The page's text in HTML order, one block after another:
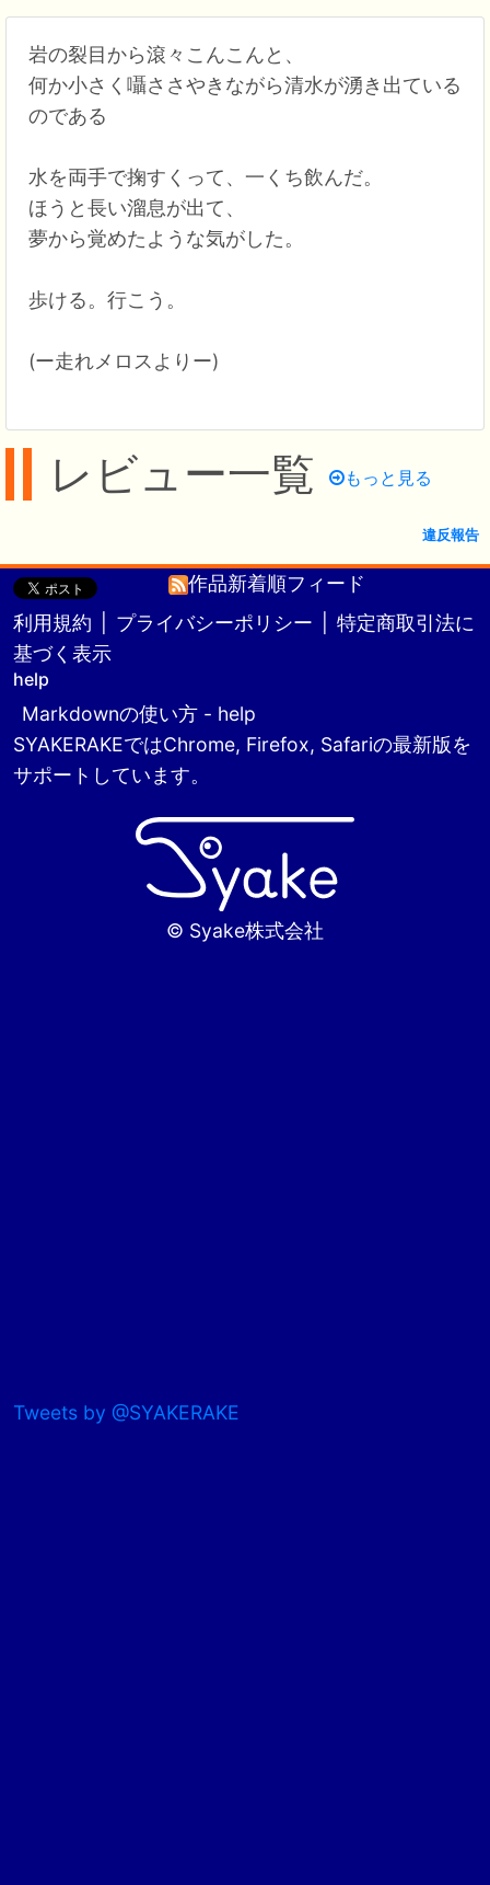
岩の裂目から滾々こんこんと、
何か小さく囁ささやきながら清水が湧き出ている
のである
水を両手で掬すくって、一くち飲んだ。
ほうと長い溜息が出て、
夢から覚めたような気がした。
歩ける。行こう。
(ー走れメロスよりー)
レビュー一覧 もっと見る
違反報告
作品新着順フィード
利用規約
プライバシーポリシー
特定商取引法に
基づく表示
help
Markdownの使い方 - help
SYAKERAKEではChrome, Firefox, Safariの最新版を
サポートしています。
© Syake株式会社
Tweets by @SYAKERAKE